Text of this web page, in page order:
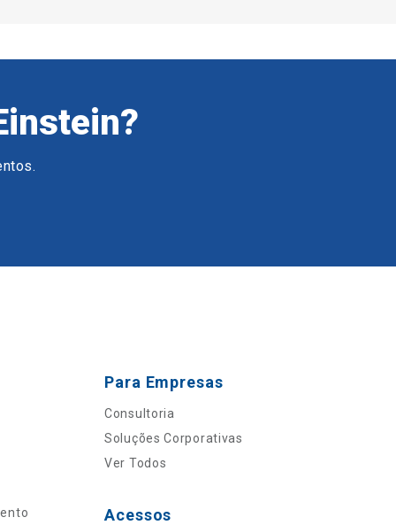
Para Empresas
Consultoria
Soluções Corporativas
Ver Todos
Acessos